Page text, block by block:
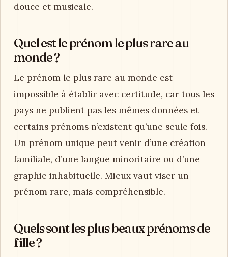
douce et musicale.
Quel est le prénom le plus rare au
monde ?
Le prénom le plus rare au monde est
impossible à établir avec certitude, car tous les
pays ne publient pas les mêmes données et
certains prénoms n’existent qu’une seule fois.
Un prénom unique peut venir d’une création
familiale, d’une langue minoritaire ou d’une
graphie inhabituelle. Mieux vaut viser un
prénom rare, mais compréhensible.
Quels sont les plus beaux prénoms de
fille ?